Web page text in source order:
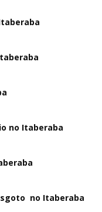
no Itaberaba
no Itaberaba